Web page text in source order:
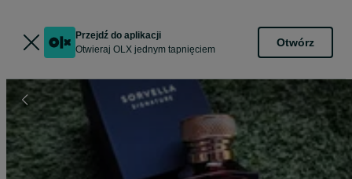
Przejdź do aplikacji
Otwieraj OLX jednym tapnięciem
Otwórz